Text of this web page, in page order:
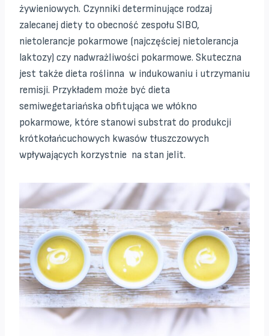
żywieniowych. Czynniki determinujące rodzaj
zalecanej diety to obecność zespołu SIBO,
nietolerancje pokarmowe (najczęściej nietolerancja
laktozy) czy nadwrażliwości pokarmowe. Skuteczna
jest także dieta roślinna w indukowaniu i utrzymaniu
remisji. Przykładem może być dieta
semiwegetariańska obfitująca we włókno
pokarmowe, które stanowi substrat do produkcji
krótkołańcuchowych kwasów tłuszczowych
wpływających korzystnie na stan jelit.